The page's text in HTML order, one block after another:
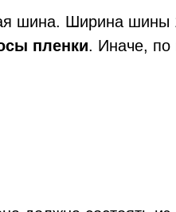
шина. Ширина шины
пленки. Иначе, по